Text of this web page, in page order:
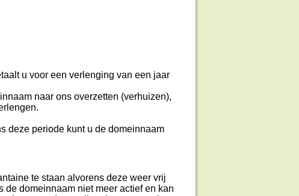
u voor een verlenging van een jaar
naar ons overzetten (verhuizen),
deze periode kunt u de domeinnaam
te staan alvorens deze weer vrij
de domeinnaam niet meer actief en kan